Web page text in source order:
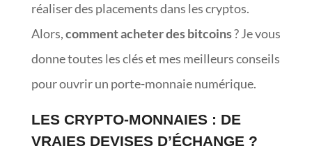
réaliser des placements dans les cryptos.
Alors,comment acheter des bitcoins? Je vous
donne toutes les clés et mes meilleurs conseils
pour ouvrir un porte-monnaie numérique.
LES CRYPTO-MONNAIES : DE
VRAIES DEVISES D’ÉCHANGE ?